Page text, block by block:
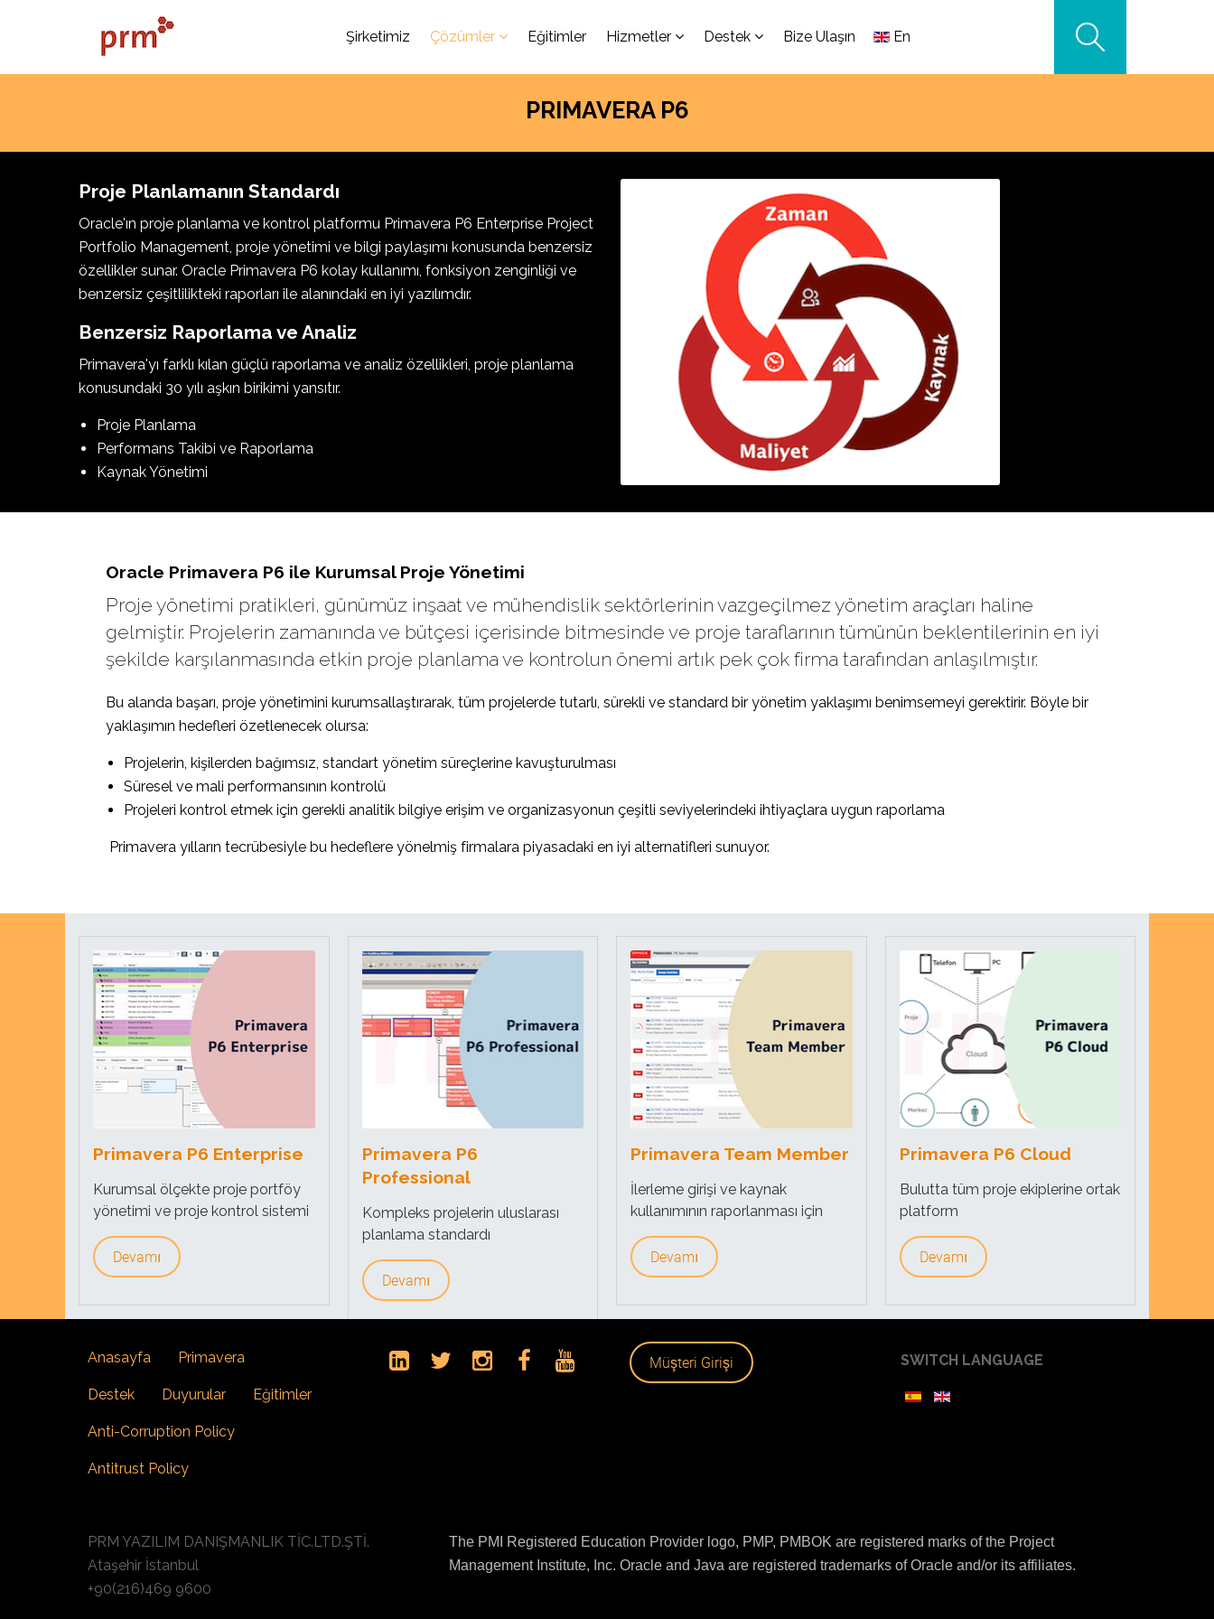
Şirketimiz Çözümler Eğitimler Hizmetler Destek Bize Ulaşın En
PRIMAVERA P6
Proje Planlamanın Standardı
Oracle'ın proje planlama ve kontrol platformu Primavera P6 Enterprise Project
Portfolio Management, proje yönetimi ve bilgi paylaşımı konusunda benzersiz
özellikler sunar. Oracle Primavera P6 kolay kullanımı, fonksiyon zenginliği ve
benzersiz çeşitlilikteki raporları ile alanındaki en iyi yazılımdır.
Benzersiz Raporlama ve Analiz
Primavera'yı farklı kılan güçlü raporlama ve analiz özellikleri, proje planlama
konusundaki 30 yılı aşkın birikimi yansıtır.
Proje Planlama
Performans Takibi ve Raporlama
Kaynak Yönetimi
Oracle Primavera P6 ile Kurumsal Proje Yönetimi
Proje yönetimi pratikleri, günümüz inşaat ve mühendislik sektörlerinin vazgeçilmez yönetim araçları haline
gelmiştir. Projelerin zamanında ve bütçesi içerisinde bitmesinde ve proje taraflarının tümünün beklentilerinin en iyi
şekilde karşılanmasında etkin proje planlama ve kontrolun önemi artık pek çok firma tarafından anlaşılmıştır.
Bu alanda başarı, proje yönetimini kurumsallaştırarak, tüm projelerde tutarlı, sürekli ve standard bir yönetim yaklaşımı benimsemeyi gerektirir. Böyle bir
yaklaşımın hedefleri özetlenecek olursa:
Projelerin, kişilerden bağımsız, standart yönetim süreçlerine kavuşturulması
Süresel ve mali performansının kontrolü
Projeleri kontrol etmek için gerekli analitik bilgiye erişim ve organizasyonun çeşitli seviyelerindeki ihtiyaçlara uygun raporlama
Primavera yılların tecrübesiyle bu hedeflere yönelmiş firmalara piyasadaki en iyi alternatifleri sunuyor.
Primavera P6 Enterprise
Kurumsal ölçekte proje portföy
yönetimi ve proje kontrol sistemi
Devamı
Primavera P6
Professional
Kompleks projelerin uluslarası
planlama standardı
Devamı
Primavera Team Member
İlerleme girişi ve kaynak
kullanımının raporlanması için
Devamı
Primavera P6 Cloud
Bulutta tüm proje ekiplerine ortak
platform
Devamı
Anasayfa Primavera
Destek Duyurular Eğitimler
Anti-Corruption Policy
Antitrust Policy
Müşteri Girişi SWITCH LANGUAGE
PRM YAZILIM DANIŞMANLIK TİC.LTD.ŞTİ.
Ataşehir İstanbul
+90(216)469 9600
The PMI Registered Education Provider logo, PMP, PMBOK are registered marks of the Project
Management Institute, Inc. Oracle and Java are registered trademarks of Oracle and/or its affiliates.